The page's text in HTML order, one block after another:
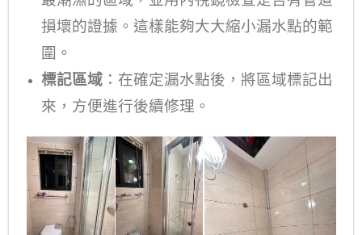
損壞的證據。這樣能夠大大縮小漏水點的範
圍。
標記區域 ：在確定漏水點後，將區域標記出
來，方便進行後續修理。